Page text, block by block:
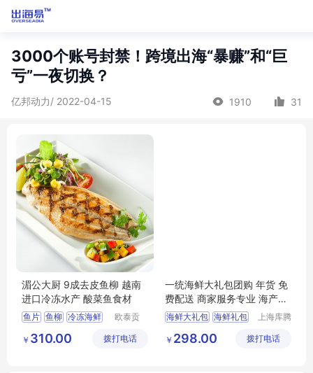
3000个账号封禁！跨境出海“暴赚”和“巨
亏”一夜切换？
亿邦动力/ 2022-04-15 1910 31
湄公大厨 9成去皮鱼柳 越南
进口冷冻水产 酸菜鱼食材
鱼片 鱼柳 冷冻海鲜
欧泰贡
食品有限
￥ 310.00 拨打电话
一统海鲜大礼包团购 年货 免
费配送 商家服务专业 海产品
直供
海鲜大礼包 海鲜礼包
上海库腾
公司
￥ 298.00 拨打电话